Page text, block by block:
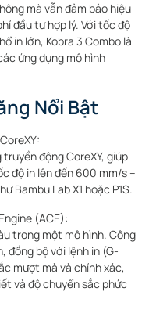
mà vẫn đảm bảo hiệu
đầu tư hợp lý. Với tốc độ
in lớn, Kobra 3 Combo là
ứng dụng mô hình
Nổi Bật
động CoreXY, giúp
độ in lên đến 600 mm/s –
Bambu Lab X1 hoặc P1S.
(ACE):
trong một mô hình. Công
đồng bộ với lệnh in (G-
mượt mà và chính xác,
và độ chuyển sắc phức